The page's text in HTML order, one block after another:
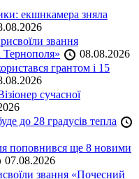
екшнкамера зняла
звання
Тернополя»
08.08.2026
грантом і 15
сучасної
до 28 градусів тепла
поповнився ще 8 новими
07.08.2026
звання «Почесний